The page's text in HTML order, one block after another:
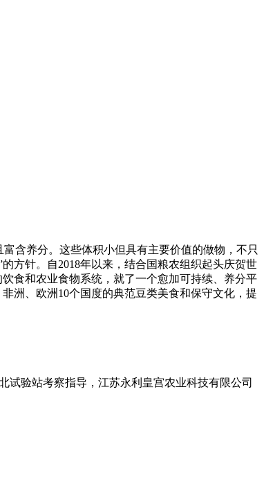
含养分。这些体积小但具有主要价值的做物，不只
方针。自2018年以来，结合国粮农组织起头庆贺世
食和农业食物系统，就了一个愈加可持续、养分平
洲、欧洲10个国度的典范豆类美食和保守文化，提
试验站考察指导，江苏永利皇宫农业科技有限公司